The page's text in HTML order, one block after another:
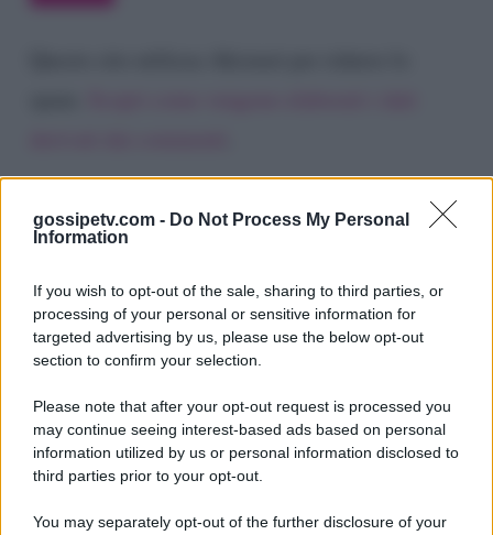
gossipetv.com - Do Not Process My Personal
Information
If you wish to opt-out of the sale, sharing to third parties, or
processing of your personal or sensitive information for
targeted advertising by us, please use the below opt-out
section to confirm your selection.
Please note that after your opt-out request is processed you
may continue seeing interest-based ads based on personal
information utilized by us or personal information disclosed to
third parties prior to your opt-out.
You may separately opt-out of the further disclosure of your
Gossip e TV è un sito di MASTE S.r.l.
viale Luigi Majno n. 21 - 20129 Milano (MI)
P.Iva 10909580960